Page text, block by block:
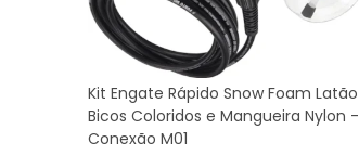
Kit Engate Rápido Snow Foam Latão
Bicos Coloridos e Mangueira Nylon -
Conexão M01